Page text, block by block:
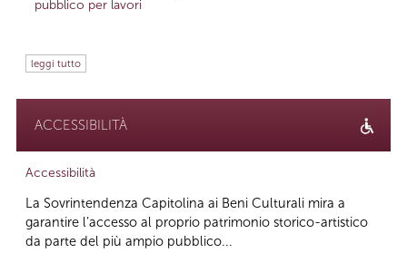
pubblico per lavori
leggi tutto
ACCESSIBILITÀ
Accessibilità
La Sovrintendenza Capitolina ai Beni Culturali mira a
garantire l’accesso al proprio patrimonio storico-artistico
da parte del più ampio pubblico...